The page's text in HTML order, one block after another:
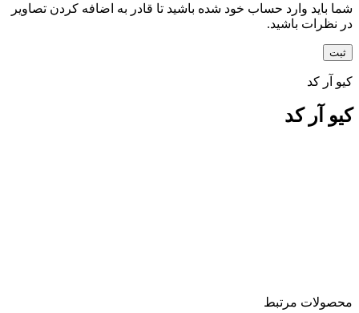
شما باید وارد حساب خود شده باشید تا قادر به اضافه کردن تصاویر
در نظرات باشید.
کیو آر کد
کیو آر کد
محصولات مرتبط